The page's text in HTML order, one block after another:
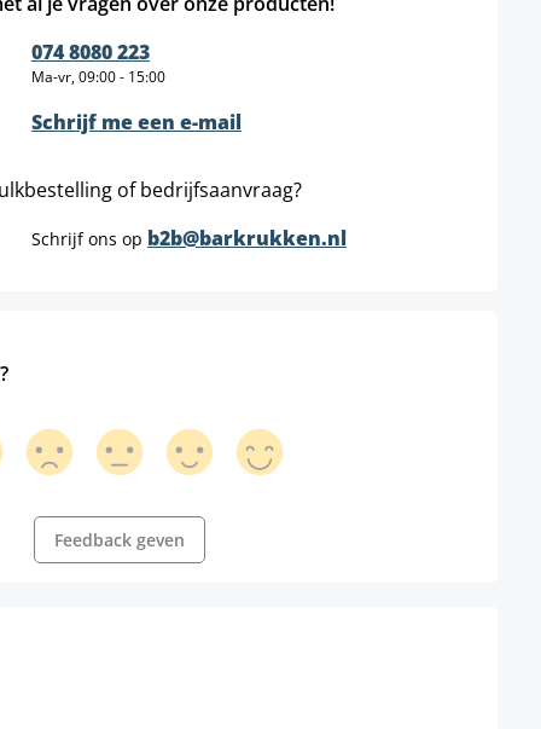
074 8080 223
Ma-vr, 09:00 - 15:00
Schrijf me een e-mail
of bedrijfsaanvraag?
Schrijf ons op b2b@barkrukken.nl
Feedback geven